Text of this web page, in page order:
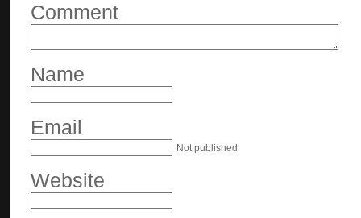
Comment
Name
Email
Not published
Website